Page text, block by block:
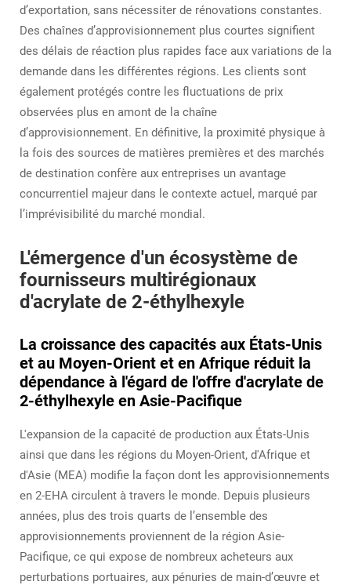
d’exportation, sans nécessiter de rénovations constantes.
Des chaînes d’approvisionnement plus courtes signifient
des délais de réaction plus rapides face aux variations de la
demande dans les différentes régions. Les clients sont
également protégés contre les fluctuations de prix
observées plus en amont de la chaîne
d’approvisionnement. En définitive, la proximité physique à
la fois des sources de matières premières et des marchés
de destination confère aux entreprises un avantage
concurrentiel majeur dans le contexte actuel, marqué par
l’imprévisibilité du marché mondial.
L'émergence d'un écosystème de
fournisseurs multirégionaux
d'acrylate de 2-éthylhexyle
La croissance des capacités aux États-Unis
et au Moyen-Orient et en Afrique réduit la
dépendance à l'égard de l'offre d'acrylate de
2-éthylhexyle en Asie-Pacifique
L'expansion de la capacité de production aux États-Unis
ainsi que dans les régions du Moyen-Orient, d'Afrique et
d'Asie (MEA) modifie la façon dont les approvisionnements
en 2-EHA circulent à travers le monde. Depuis plusieurs
années, plus des trois quarts de l’ensemble des
approvisionnements proviennent de la région Asie-
Pacifique, ce qui expose de nombreux acheteurs aux
perturbations portuaires, aux pénuries de main-d’œuvre et